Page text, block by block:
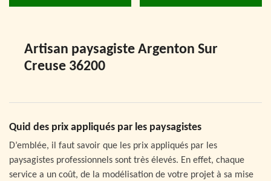
Artisan paysagiste Argenton Sur
Creuse 36200
Quid des prix appliqués par les paysagistes
D’emblée, il faut savoir que les prix appliqués par les
paysagistes professionnels sont très élevés. En effet, chaque
service a un coût, de la modélisation de votre projet à sa mise